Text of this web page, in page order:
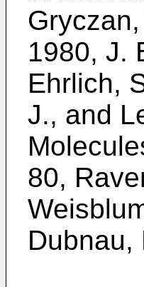
1980, J.
Ehrlich,
J., and
80,
Dubnau,